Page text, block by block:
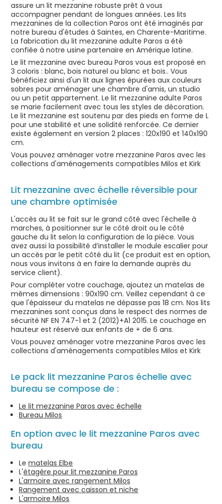
assure un lit mezzanine robuste prêt à vous
accompagner pendant de longues années. Les lits
mezzanines de la collection Paros ont été imaginés par
notre bureau d'études à Saintes, en Charente-Maritime.
La fabrication du lit mezzanine adulte Paros a été
confiée à notre usine partenaire en Amérique latine.
Le lit mezzanine avec bureau Paros vous est proposé en
3 coloris : blanc, bois naturel ou blanc et bois.. Vous
bénéficiez ainsi d'un lit aux lignes épurées aux couleurs
sobres pour aménager une chambre d'amis, un studio
ou un petit appartement. Le lit mezzanine adulte Paros
se marie facilement avec tous les styles de décoration.
Le lit mezzanine est soutenu par des pieds en forme de L
pour une stabilité et une solidité renforcée. Ce dernier
existe également en version 2 places : 120x190 et 140x190
cm.
Vous pouvez aménager votre mezzanine Paros avec les
collections d'aménagements compatibles Milos et Kirk
Lit mezzanine avec échelle réversible pour
une chambre optimisée
L'accès au lit se fait sur le grand côté avec l'échelle à
marches, à positionner sur le côté droit ou le côté
gauche du lit selon la configuration de la pièce. Vous
avez aussi la possibilité d’installer le module escalier pour
un accès par le petit côté du lit (ce produit est en option,
nous vous invitons à en faire la demande auprès du
service client).
Pour compléter votre couchage, ajoutez un matelas de
mêmes dimensions : 90x190 cm. Veillez cependant à ce
que l'épaisseur du matelas ne dépasse pas 18 cm. Nos lits
mezzanines sont conçus dans le respect des normes de
sécurité NF EN 747-1 et 2 (2012)+A1 2015. Le couchage en
hauteur est réservé aux enfants de + de 6 ans.
Vous pouvez aménager votre mezzanine Paros avec les
collections d'aménagements compatibles Milos et Kirk
Le pack lit mezzanine Paros échelle avec
bureau se compose de :
Le lit mezzanine Paros avec échelle
Bureau Milos
En option avec le lit mezzanine Paros avec
bureau
Le matelas Elbe
L'étagère pour lit mezzanine Paros
L'armoire avec rangement Milos
Rangement avec caisson et niche
L'armoire Milos